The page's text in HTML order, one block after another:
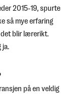
2015-19, spurte
så mye erfaring
det blir lærerikt.
ja.
på en veldig